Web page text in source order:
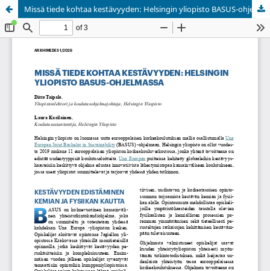
Missä tiede kohtaa kestävyyden: Helsingin yliopisto BASUS-ohjelmassa
Palvelua ylläpitää